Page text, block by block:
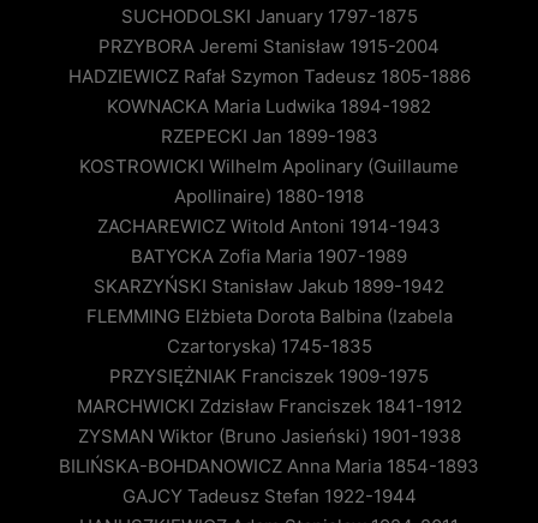
SUCHODOLSKI January 1797-1875
PRZYBORA Jeremi Stanisław 1915-2004
HADZIEWICZ Rafał Szymon Tadeusz 1805-1886
KOWNACKA Maria Ludwika 1894-1982
RZEPECKI Jan 1899-1983
KOSTROWICKI Wilhelm Apolinary (Guillaume
Apollinaire) 1880-1918
ZACHAREWICZ Witold Antoni 1914-1943
BATYCKA Zofia Maria 1907-1989
SKARZYŃSKI Stanisław Jakub 1899-1942
FLEMMING Elżbieta Dorota Balbina (Izabela
Czartoryska) 1745-1835
PRZYSIĘŻNIAK Franciszek 1909-1975
MARCHWICKI Zdzisław Franciszek 1841-1912
ZYSMAN Wiktor (Bruno Jasieński) 1901-1938
BILIŃSKA-BOHDANOWICZ Anna Maria 1854-1893
GAJCY Tadeusz Stefan 1922-1944